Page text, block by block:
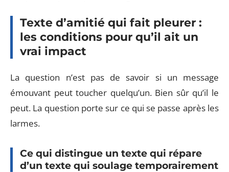
Texte d’amitié qui fait pleurer :
les conditions pour qu’il ait un
vrai impact
La question n’est pas de savoir si un message
émouvant peut toucher quelqu’un. Bien sûr qu’il le
peut. La question porte sur ce qui se passe après les
larmes.
Ce qui distingue un texte qui répare
d’un texte qui soulage temporairement